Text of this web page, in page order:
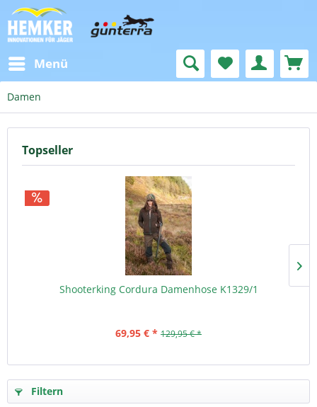
Menü
Damen
Topseller
Shooterking Cordura Damenhose K1329/1
69,95 € * 129,95 € *
Filtern